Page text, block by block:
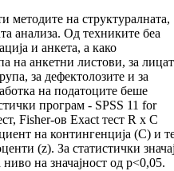
методите на структуралната,
анализа. Од техниките беа
и анкета, а како
на анкетни листови, за
за дефектолозите и за
на податоците беше
програм - SPSS 11 for
Fisher-ов Exact тест R x C
на контингенција (C) и
(z). За статистички
на значајност од p<0,05.